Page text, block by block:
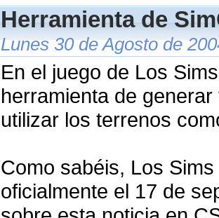
Herramienta de
Lunes 30 de Agosto de
En el juego de Los
herramienta de
utilizar los terrenos
Como sabéis, Los
oficialmente el 17 de